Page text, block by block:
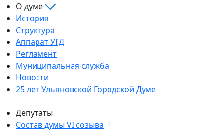
О думе
История
Структура
Аппарат УГД
Регламент
Муниципальная служба
Новости
25 лет Ульяновской Городской Думе
Депутаты
Состав думы VI созыва